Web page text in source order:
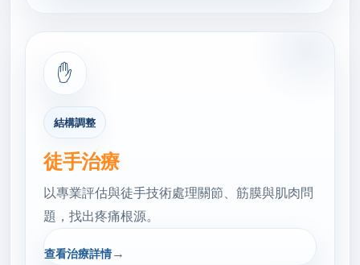
✋
結構調整
徒手治療
以專業評估與徒手技術處理關節、筋膜與肌肉問
題，找出疼痛根源。
查看治療詳情→